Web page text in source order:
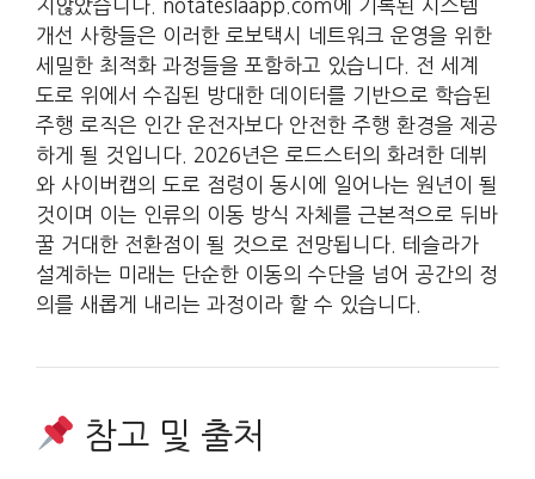
지않았습니다. notateslaapp.com에 기록된 시스템
개선 사항들은 이러한 로보택시 네트워크 운영을 위한
세밀한 최적화 과정들을 포함하고 있습니다. 전 세계
도로 위에서 수집된 방대한 데이터를 기반으로 학습된
주행 로직은 인간 운전자보다 안전한 주행 환경을 제공
하게 될 것입니다. 2026년은 로드스터의 화려한 데뷔
와 사이버캡의 도로 점령이 동시에 일어나는 원년이 될
것이며 이는 인류의 이동 방식 자체를 근본적으로 뒤바
꿀 거대한 전환점이 될 것으로 전망됩니다. 테슬라가
설계하는 미래는 단순한 이동의 수단을 넘어 공간의 정
의를 새롭게 내리는 과정이라 할 수 있습니다.
참고 및 출처